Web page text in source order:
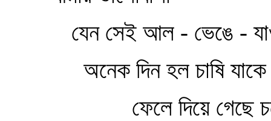
যেন সেই আল - ভেঙে -
অনেক দিন হল চাষি যাকে
ফেলে দিয়ে গেছে